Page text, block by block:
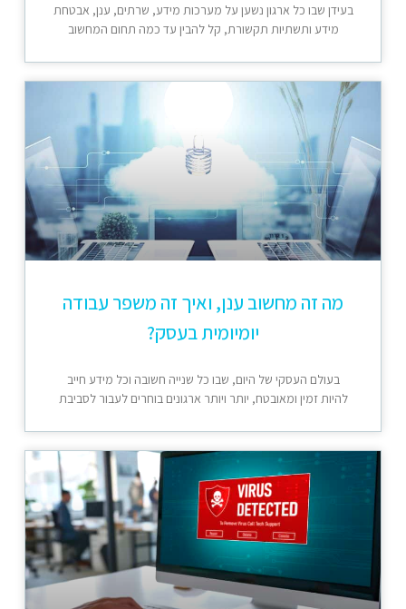
בעידן שבו כל ארגון נשען על מערכות מידע, שרתים, ענן, אבטחת
מידע ותשתיות תקשורת, קל להבין עד כמה תחום המחשוב
מה זה מחשוב ענן, ואיך זה משפר עבודה
יומיומית בעסק?
בעולם העסקי של היום, שבו כל שנייה חשובה וכל מידע חייב
להיות זמין ומאובטח, יותר ויותר ארגונים בוחרים לעבור לסביבת